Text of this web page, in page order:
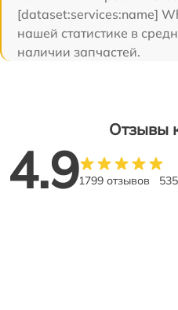
[dataset:services:name]
нашей статистике в
наличии запчастей.
Отзывы
4.91799 отзывов